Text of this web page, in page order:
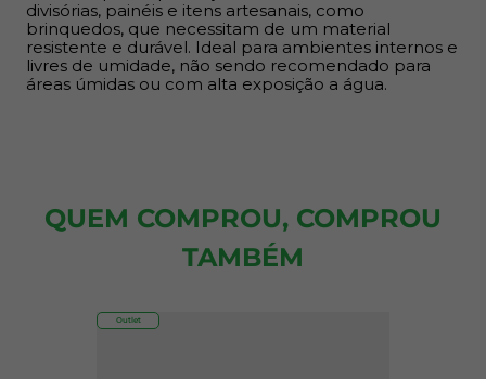
divisórias, painéis e itens artesanais, como
brinquedos, que necessitam de um material
resistente e durável. Ideal para ambientes internos e
livres de umidade, não sendo recomendado para
áreas úmidas ou com alta exposição a água.
QUEM COMPROU, COMPROU
TAMBÉM
Outlet